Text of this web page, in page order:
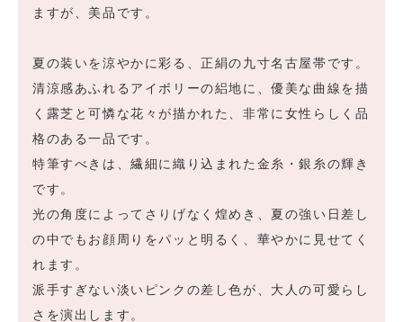
ますが、美品です。
夏の装いを涼やかに彩る、正絹の九寸名古屋帯です。
清涼感あふれるアイボリーの絽地に、優美な曲線を描
く露芝と可憐な花々が描かれた、非常に女性らしく品
格のある一品です。
特筆すべきは、繊細に織り込まれた金糸・銀糸の輝き
です。
光の角度によってさりげなく煌めき、夏の強い日差し
の中でもお顔周りをパッと明るく、華やかに見せてく
れます。
派手すぎない淡いピンクの差し色が、大人の可愛らし
さを演出します。